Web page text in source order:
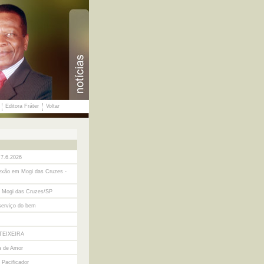
Editora Fráter Voltar
em Mogi das Cruzes -
Mogi das Cruzes/SP
do bem
de Amor
Pacificador